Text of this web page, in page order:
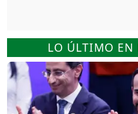
LO ÚLTIMO EN